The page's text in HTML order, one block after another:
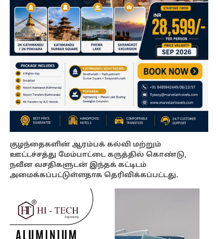
குழந்தைகளின் ஆரம்பக் கல்வி மற்றும்
ஊட்டச்சத்து மேம்பாட்டை கருத்தில் கொண்டு,
நவீன வசதிகளுடன் இந்தக் கட்டிடம்
அமைக்கப்பட்டுள்ளதாக தெரிவிக்கப்பட்டது.